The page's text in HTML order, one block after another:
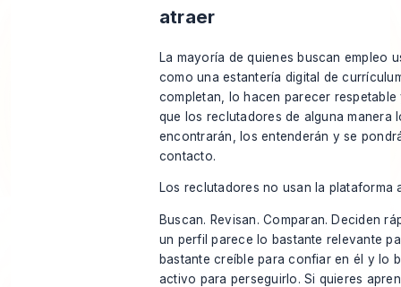
atraer
La mayoría de quienes buscan empleo
como una estantería digital de
completan, lo hacen parecer respetable
que los reclutadores de alguna manera
encontrarán, los entenderán y se
contacto.
Los reclutadores no usan la plataforma
Buscan. Revisan. Comparan. Deciden
un perfil parece lo bastante relevante
bastante creíble para confiar en él y lo
activo para perseguirlo. Si quieres